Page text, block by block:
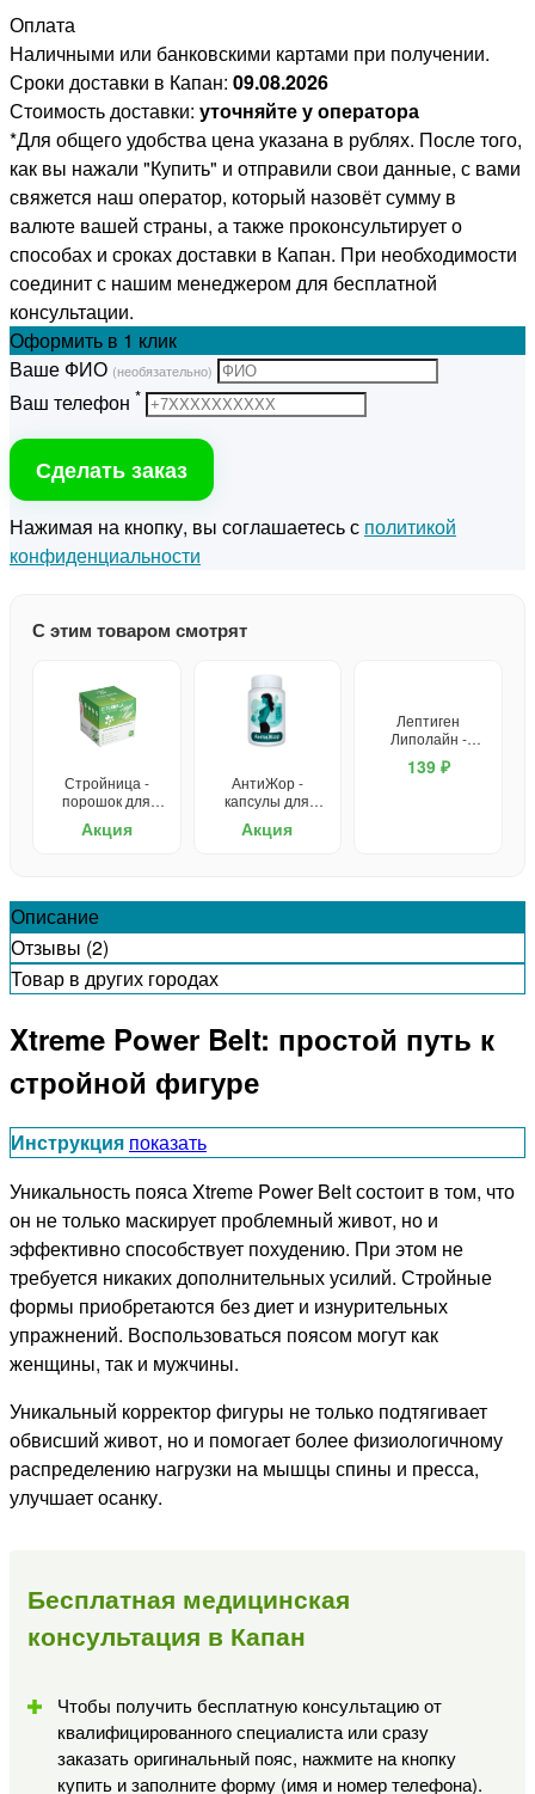
Оплата
Наличными или банковскими картами при получении.
Сроки доставки в Капан: 09.08.2026
Стоимость доставки: уточняйте у оператора
*Для общего удобства цена указана в рублях. После того,
как вы нажали "Купить" и отправили свои данные, с вами
свяжется наш оператор, который назовёт сумму в
валюте вашей страны, а также проконсультирует о
способах и сроках доставки в Капан. При необходимости
соединит с нашим менеджером для бесплатной
консультации.
Оформить в 1 клик
Ваше ФИО (необязательно)
Ваш телефон *
Сделать заказ
Нажимая на кнопку, вы соглашаетесь с политикой
конфиденциальности
С этим товаром смотрят
Стройница -
порошок для
Акция
АнтиЖор -
капсулы для
Акция
Лептиген
Липолайн -
капсулы для
похудения
139 ₽
Описание
Отзывы (2)
Товар в других городах
Xtreme Power Belt: простой путь к
стройной фигуре
Инструкция показать
Уникальность пояса Xtreme Power Belt состоит в том, что
он не только маскирует проблемный живот, но и
эффективно способствует похудению. При этом не
требуется никаких дополнительных усилий. Стройные
формы приобретаются без диет и изнурительных
упражнений. Воспользоваться поясом могут как
женщины, так и мужчины.
Уникальный корректор фигуры не только подтягивает
обвисший живот, но и помогает более физиологичному
распределению нагрузки на мышцы спины и пресса,
улучшает осанку.
Бесплатная медицинская
консультация в Капан
Чтобы получить бесплатную консультацию от
квалифицированного специалиста или сразу
заказать оригинальный пояс, нажмите на кнопку
купить и заполните форму (имя и номер телефона).